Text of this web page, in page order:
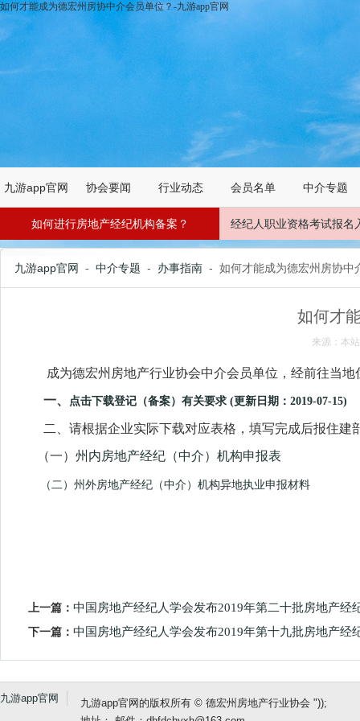
如何才能成为德宏州房协中介会员单位？-九游app官网
九游app官网 协会要闻 行业动态 会员名单 中介专题
如何进行房地产经纪机构备案？ 经纪人职业资格考试报名
九游app官网 - 中介专题 - 办事指南 - 如何才能成为德宏州房协中
如何才
来源：本
成为德宏州房地产行业协会中介会员单位，经前往当地
一、
点击下载登记（备案）有关要求 (更新日期：2019-07-15)
二、请根据企业实际下载对应表格，填写完成后报住建
（一） 州内房地产经纪（中介）机构申报表
（二）州外房地产经纪（中介）机构异地执业申报材料
上一篇： 中国房地产经纪人学会发布2019年第二十批房地产经
下一篇： 中国房地产经纪人学会发布2019年第十九批房地产经
九游app官网
九游app官网的版权所有 © 德宏州房地产行业协会 "));